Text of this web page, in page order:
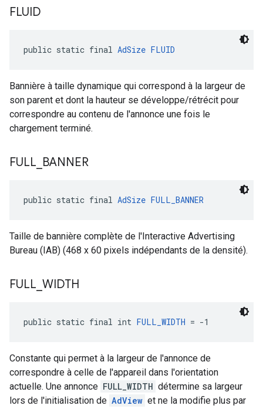
FLUID
public static final AdSize FLUID
Bannière à taille dynamique qui correspond à la largeur de
son parent et dont la hauteur se développe/rétrécit pour
correspondre au contenu de l'annonce une fois le
chargement terminé.
FULL BANNER
public static final AdSize FULL_BANNER
Taille de bannière complète de l'Interactive Advertising
Bureau (IAB) (468 x 60 pixels indépendants de la densité).
FULL WIDTH
public static final int FULL_WIDTH = -1
Constante qui permet à la largeur de l'annonce de
correspondre à celle de l'appareil dans l'orientation
actuelle. Une annonce FULL_WIDTH détermine sa largeur
lors de l'initialisation de AdView et ne la modifie plus par